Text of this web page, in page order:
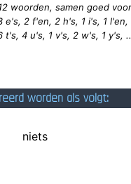
to sneeze my friggin head
off instead.
en onzeker n' shit. Risico’s
de angst weg yo.
tijd op een nuttige manier!
woorden, samen goed
e's, 2 f'en, 2 h's, 1 i's, 1
t's, 4 u's, 1 v's, 2 w's, 1 y's,
worden als volgt:
niets